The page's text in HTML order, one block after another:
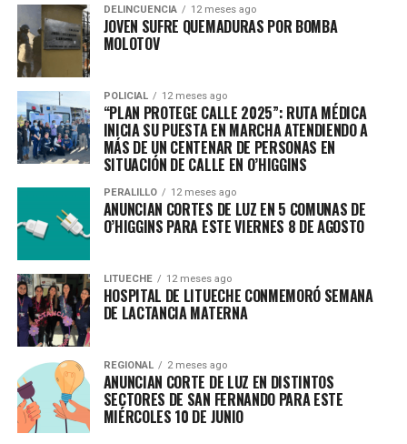
DELINCUENCIA 12 meses ago
JOVEN SUFRE QUEMADURAS POR BOMBA
MOLOTOV
POLICIAL 12 meses ago
“PLAN PROTEGE CALLE 2025”: RUTA MÉDICA
INICIA SU PUESTA EN MARCHA ATENDIENDO A
MÁS DE UN CENTENAR DE PERSONAS EN
SITUACIÓN DE CALLE EN O’HIGGINS
PERALILLO 12 meses ago
ANUNCIAN CORTES DE LUZ EN 5 COMUNAS DE
O’HIGGINS PARA ESTE VIERNES 8 DE AGOSTO
LITUECHE 12 meses ago
HOSPITAL DE LITUECHE CONMEMORÓ SEMANA
DE LACTANCIA MATERNA
REGIONAL 2 meses ago
ANUNCIAN CORTE DE LUZ EN DISTINTOS
SECTORES DE SAN FERNANDO PARA ESTE
MIÉRCOLES 10 DE JUNIO